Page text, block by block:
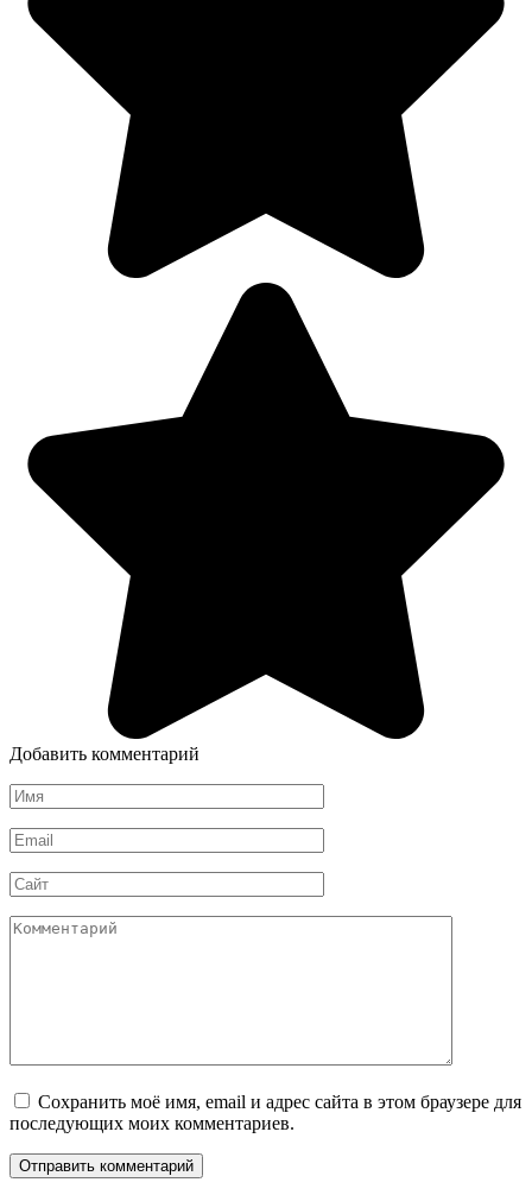
Добавить комментарий
Имя
*
Email
*
Сайт
Комментарий
Сохранить моё имя, email и адрес сайта в этом браузере для
последующих моих комментариев.